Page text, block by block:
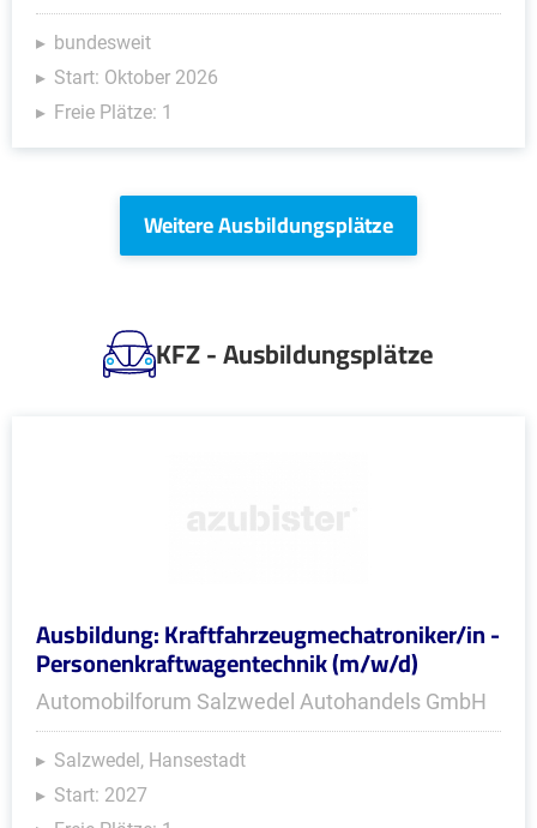
bundesweit
Start: Oktober 2026
Freie Plätze: 1
Weitere Ausbildungsplätze
KFZ - Ausbildungsplätze
Ausbildung: Kraftfahrzeugmechatroniker/in -
Personenkraftwagentechnik (m/w/d)
Automobilforum Salzwedel Autohandels GmbH
Salzwedel, Hansestadt
Start: 2027